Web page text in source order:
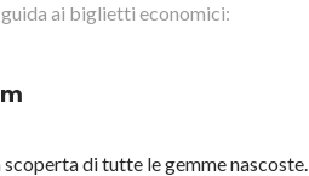
ai biglietti economici:
di tutte le gemme nascoste.